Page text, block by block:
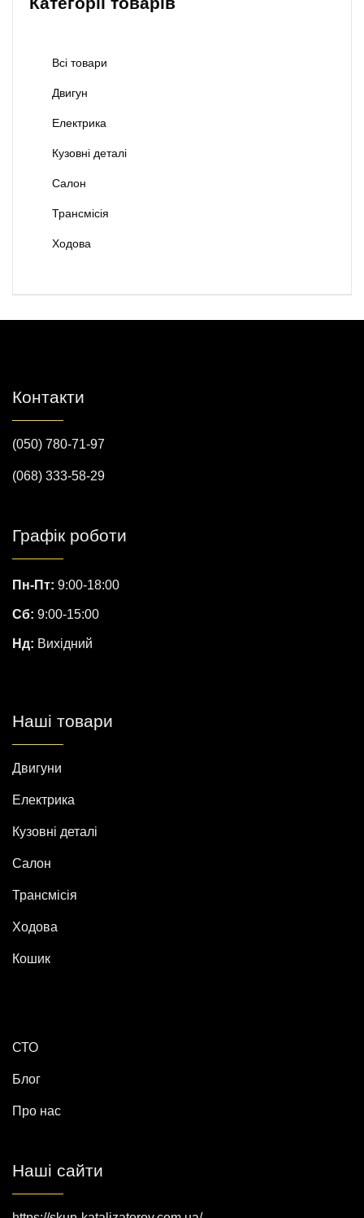
Всі товари
Двигун
Електрика
Кузовні деталі
Салон
Трансмісія
Ходова
Контакти
(050) 780-71-97
(068) 333-58-29
Графік роботи
Пн-Пт: 9:00-18:00
Сб: 9:00-15:00
Нд: Вихідний
Наші товари
Двигуни
Електрика
Кузовні деталі
Салон
Трансмісія
Ходова
Кошик
СТО
Блог
Про нас
Наші сайти